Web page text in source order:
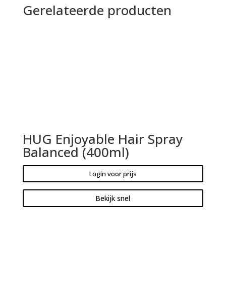
Gerelateerde producten
HUG Enjoyable Hair Spray
Balanced (400ml)
Login voor prijs
Bekijk snel